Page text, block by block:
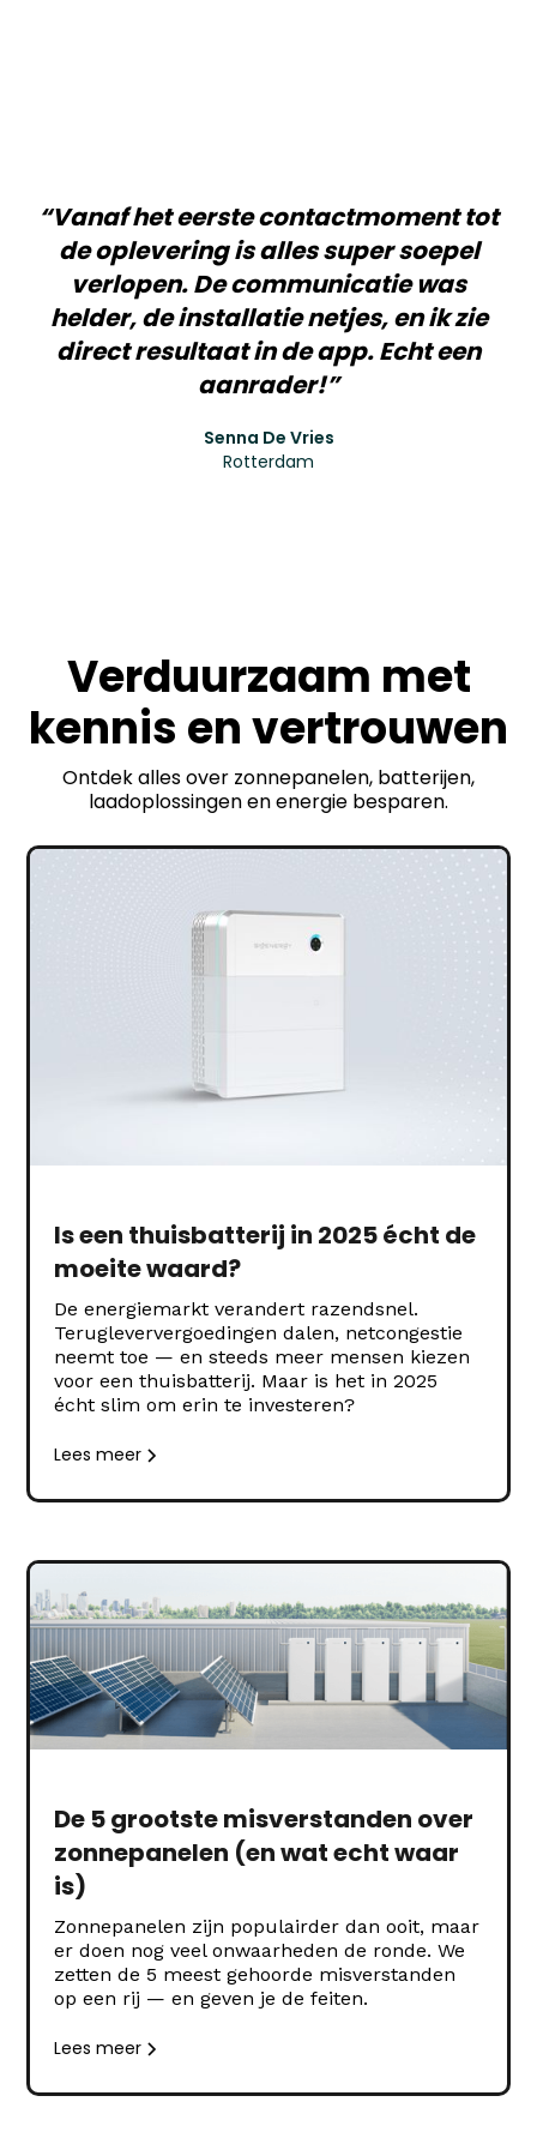
“Vanaf het eerste contactmoment tot
de oplevering is alles super soepel
verlopen. De communicatie was
helder, de installatie netjes, en ik zie
direct resultaat in de app. Echt een
aanrader!”
Senna De Vries
Rotterdam
Verduurzaam met
kennis en vertrouwen
Ontdek alles over zonnepanelen, batterijen,
laadoplossingen en energie besparen.
Is een thuisbatterij in 2025 écht de
moeite waard?
De energiemarkt verandert razendsnel.
Terugleververgoedingen dalen, netcongestie
neemt toe — en steeds meer mensen kiezen
voor een thuisbatterij. Maar is het in 2025
écht slim om erin te investeren?
Lees meer
De 5 grootste misverstanden over
zonnepanelen (en wat echt waar
is)
Zonnepanelen zijn populairder dan ooit, maar
er doen nog veel onwaarheden de ronde. We
zetten de 5 meest gehoorde misverstanden
op een rij — en geven je de feiten.
Lees meer